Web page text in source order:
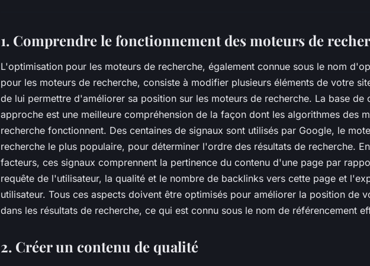
1. Comprendre le fonctionnement des moteurs de
L'optimisation pour les moteurs de recherche, également connue sous le nom
pour les moteurs de recherche, consiste à modifier plusieurs éléments de votre
de lui permettre d'améliorer sa position sur les moteurs de recherche. La base de
approche est une meilleure compréhension de la façon dont les algorithmes des
recherche fonctionnent. Des centaines de signaux sont utilisés par Google, le
recherche le plus populaire, pour déterminer l'ordre des résultats de recherche.
facteurs, ces signaux comprennent la pertinence du contenu d'une page par
requête de l'utilisateur, la qualité et le nombre de backlinks vers cette page et
utilisateur. Tous ces aspects doivent être optimisés pour améliorer la position de
dans les résultats de recherche, ce qui est connu sous le nom de référencement
2. Créer un contenu de qualité